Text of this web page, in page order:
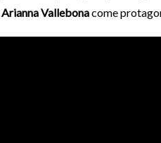
Arianna Vallebonacome